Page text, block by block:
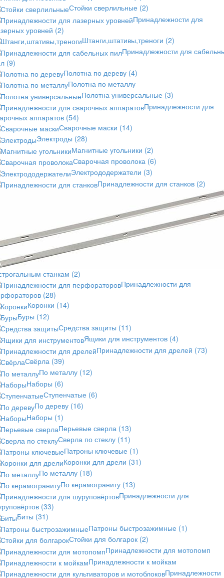
Стойки сверлильные (2)
Принадлежности для
уровней (2)
Штанги,штативы,треноги (2)
Принадлежности для
(9)
Полотна по дереву (4)
Полотна по металлу
Полотна универсальные (3)
Принадлежности для
аппаратов (54)
Сварочные маски (14)
Электроды (28)
Магнитные угольники (2)
Сварочная проволока (6)
Электрододержатели (3)
Принадлежности для станков (2)
станкам (2)
Принадлежности для
(28)
Коронки (14)
Буры (12)
Средства защиты (11)
Ящики для инструментов (4)
Принадлежности для дрелей (73)
Свёрла (39)
По металлу (12)
Наборы (6)
Ступенчатые (6)
По дереву (16)
Наборы (1)
Перьевые сверла (13)
Сверла по стеклу (11)
Патроны ключевые (1)
Коронки для дрели (31)
По металлу (18)
По керамограниту (13)
Принадлежности для
(33)
Биты (31)
Патроны быстрозажимные (1)
Стойки для болгарок (2)
Принадлежности для мотопомп
Принадлежности к мойкам
Принадлежности